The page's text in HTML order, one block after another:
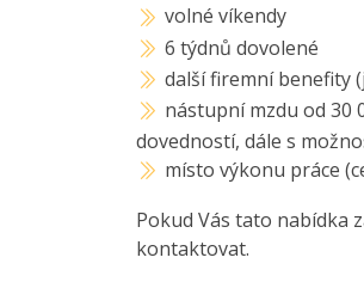
volné víkendy
6 týdnů dovolené
další firemní benefity
nástupní mzdu od 30
dovedností, dále s
místo výkonu práce
Pokud Vás tato nabídka
kontaktovat.